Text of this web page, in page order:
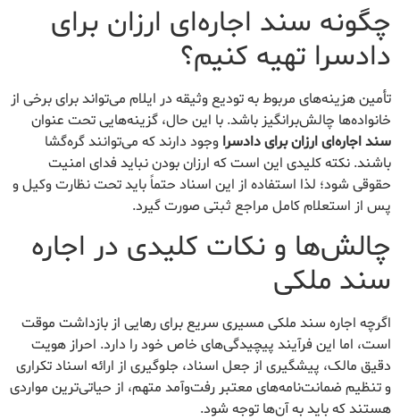
چگونه سند اجاره‌ای ارزان برای
دادسرا تهیه کنیم؟
تأمین هزینه‌های مربوط به تودیع وثیقه در ایلام می‌تواند برای برخی از
خانواده‌ها چالش‌برانگیز باشد. با این حال، گزینه‌هایی تحت عنوان
سند اجاره‌ای ارزان برای دادسرا وجود دارند که می‌توانند گره‌گشا
باشند. نکته کلیدی این است که ارزان بودن نباید فدای امنیت
حقوقی شود؛ لذا استفاده از این اسناد حتماً باید تحت نظارت وکیل و
پس از استعلام کامل مراجع ثبتی صورت گیرد.
چالش‌ها و نکات کلیدی در اجاره
سند ملکی
اگرچه اجاره سند ملکی مسیری سریع برای رهایی از بازداشت موقت
است، اما این فرآیند پیچیدگی‌های خاص خود را دارد. احراز هویت
دقیق مالک، پیشگیری از جعل اسناد، جلوگیری از ارائه اسناد تکراری
و تنظیم ضمانت‌نامه‌های معتبر رفت‌وآمد متهم، از حیاتی‌ترین مواردی
هستند که باید به آن‌ها توجه شود.